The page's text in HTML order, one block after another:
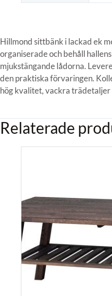
Hillmond sittbänk i lackad ek
organiserade och behåll
mjukstängande lådorna.
den praktiska förvaringen.
hög kvalitet, vackra trädetaljer
Relaterade